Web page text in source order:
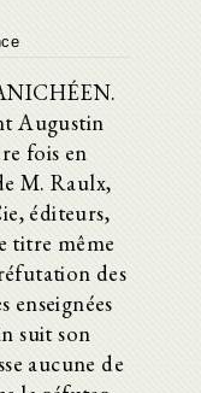
Augustin
fois en
M. Raulx,
éditeurs,
titre même
des
enseignées
suit son
aucune de